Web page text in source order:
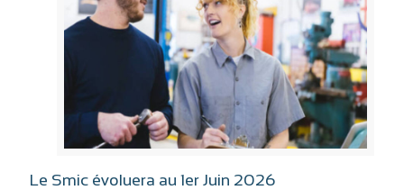
Le Smic évoluera au 1er Juin 2026